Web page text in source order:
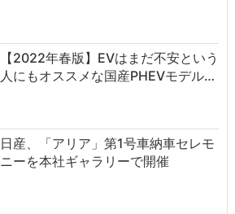
【2022年春版】EVはまだ不安という
人にもオススメな国産PHEVモデル…
日産、「アリア」第1号車納車セレモ
ニーを本社ギャラリーで開催